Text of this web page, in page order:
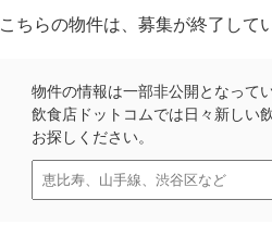
こちらの物件は、募集が終了して
物件の情報は一部非公開となって
飲食店ドットコムでは日々新しい
お探しください。